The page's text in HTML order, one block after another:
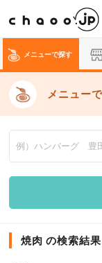
メニューで探す
メニュー
焼肉 の検索結果